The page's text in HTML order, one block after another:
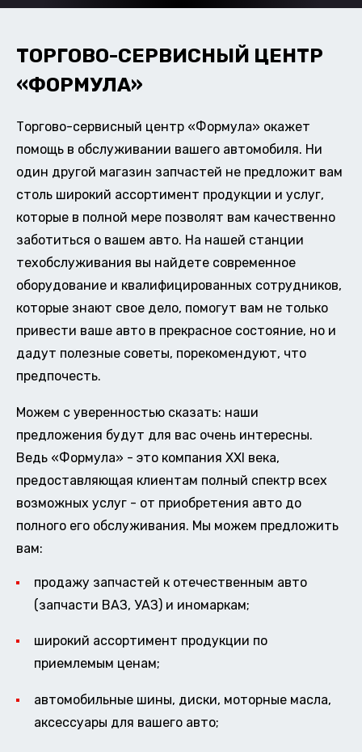
ТОРГОВО-СЕРВИСНЫЙ ЦЕНТР
«ФОРМУЛА»
Торгово-сервисный центр «Формула» окажет
помощь в обслуживании вашего автомобиля. Ни
один другой магазин запчастей не предложит вам
столь широкий ассортимент продукции и услуг,
которые в полной мере позволят вам качественно
заботиться о вашем авто. На нашей станции
техобслуживания вы найдете современное
оборудование и квалифицированных сотрудников,
которые знают свое дело, помогут вам не только
привести ваше авто в прекрасное состояние, но и
дадут полезные советы, порекомендуют, что
предпочесть.
Можем с уверенностью сказать: наши
предложения будут для вас очень интересны.
Ведь «Формула» - это компания XXI века,
предоставляющая клиентам полный спектр всех
возможных услуг - от приобретения авто до
полного его обслуживания. Мы можем предложить
вам:
продажу запчастей к отечественным авто
(запчасти ВАЗ, УАЗ) и иномаркам;
широкий ассортимент продукции по
приемлемым ценам;
автомобильные шины, диски, моторные масла,
аксессуары для вашего авто;